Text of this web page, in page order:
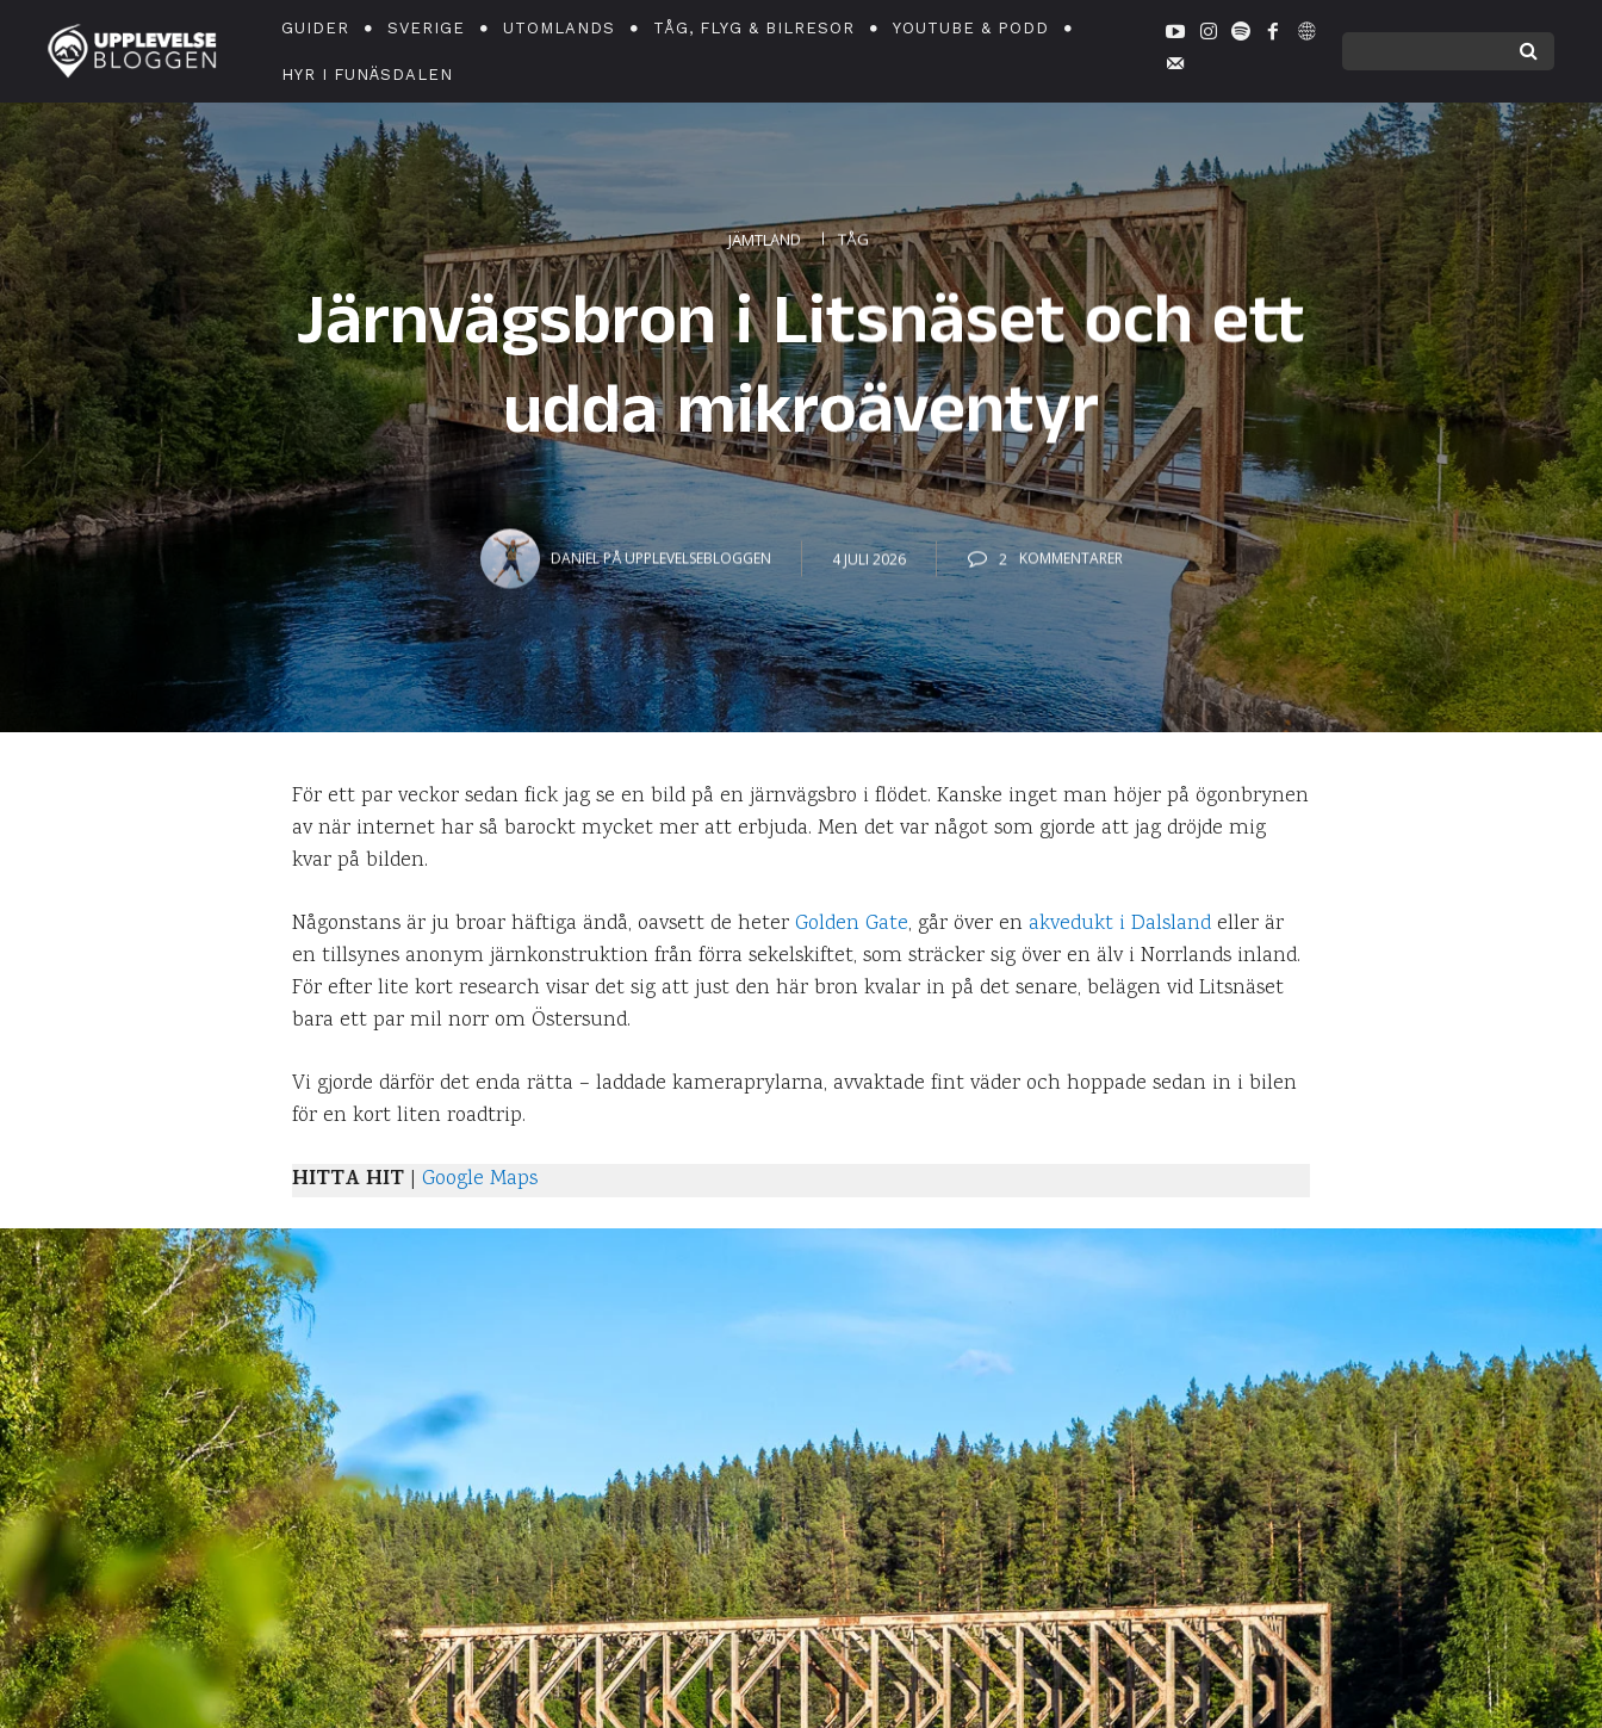
GUIDER SVERIGE UTOMLANDS TÅG, FLYG & BILRESOR YOUTUBE & PODD
HYR I FUNÄSDALEN
JÄMTLAND TÅG
Järnvägsbron i Litsnäset och ett
udda mikroäventyr
DANIEL PÅ UPPLEVELSEBLOGGEN 4 JULI 2026 2 KOMMENTARER
För ett par veckor sedan fick jag se en bild på en järnvägsbro i flödet. Kanske inget man höjer på ögonbrynen
av när internet har så barockt mycket mer att erbjuda. Men det var något som gjorde att jag dröjde mig
kvar på bilden.
Någonstans är ju broar häftiga ändå, oavsett de heterGolden Gate, går över en akvedukt i Dalslandeller är
en tillsynes anonym järnkonstruktion från förra sekelskiftet, som sträcker sig över en älv i Norrlands inland.
För efter lite kort research visar det sig att just den här bron kvalar in på det senare, belägen vid Litsnäset
bara ett par mil norr om Östersund.
Vi gjorde därför det enda rätta – laddade kameraprylarna, avvaktade fint väder och hoppade sedan in i bilen
för en kort liten roadtrip.
HITTA HIT| Google Maps